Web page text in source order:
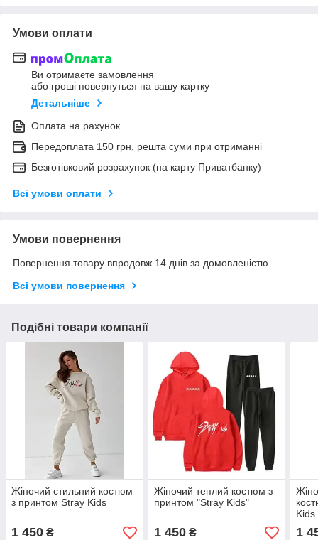
Умови оплати
Ви отримаєте замовлення
або гроші повернуться на вашу картку
Детальніше
Оплата на рахунок
Передоплата 150 грн, решта суми при отриманні
Безготівковий розрахунок (на карту Приватбанку)
Всі умови оплати
Умови повернення
Повернення товару впродовж 14 днів за домовленістю
Всі умови повернення
Подібні товари компанії
Жіночий стильний костюм
з принтом Stray Kids
1 450 ₴
Жіночий теплий костюм з
принтом "Stray Kids"
1 450₴
Kids
1